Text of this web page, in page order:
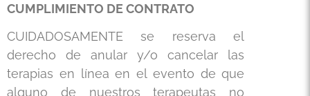
CUMPLIMIENTO DE CONTRATO
CUIDADOSAMENTE se reserva el
derecho de anular y/o cancelar las
terapias en línea en el evento de que
alguno de nuestros terapeutas no